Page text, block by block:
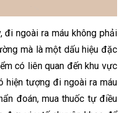
đi ngoài ra máu không phải
mà là một dấu hiệu đặc
có liên quan đến khu vực
hiện tượng đi ngoài ra máu
đoán, mua thuốc tự điều